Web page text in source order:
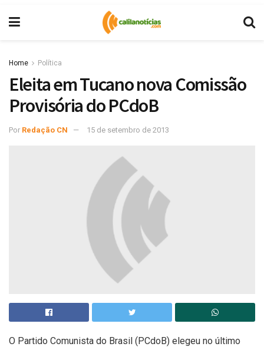
Home Política
Eleita em Tucano nova Comissão
Provisória do PCdoB
Por Redação CN 15 de setembro de 2013
O Partido Comunista do Brasil (PCdoB) elegeu no último